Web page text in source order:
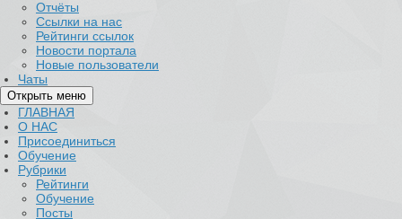
Отчёты
Ссылки на нас
Рейтинги ссылок
Новости портала
Новые пользователи
Чаты
Открыть меню
ГЛАВНАЯ
О НАС
Присоединиться
Обучение
Рубрики
Рейтинги
Обучение
Посты